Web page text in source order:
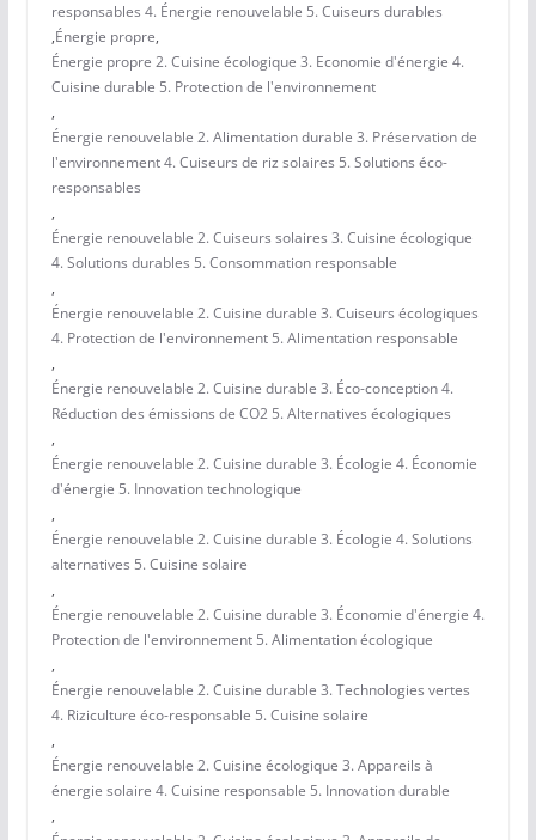
responsables 4. Énergie renouvelable 5. Cuiseurs durables
,Énergie propre,
Énergie propre 2. Cuisine écologique 3. Economie d'énergie 4.
Cuisine durable 5. Protection de l'environnement
,
Énergie renouvelable 2. Alimentation durable 3. Préservation de
l'environnement 4. Cuiseurs de riz solaires 5. Solutions éco-
responsables
,
Énergie renouvelable 2. Cuiseurs solaires 3. Cuisine écologique
4. Solutions durables 5. Consommation responsable
,
Énergie renouvelable 2. Cuisine durable 3. Cuiseurs écologiques
4. Protection de l'environnement 5. Alimentation responsable
,
Énergie renouvelable 2. Cuisine durable 3. Éco-conception 4.
Réduction des émissions de CO2 5. Alternatives écologiques
,
Énergie renouvelable 2. Cuisine durable 3. Écologie 4. Économie
d'énergie 5. Innovation technologique
,
Énergie renouvelable 2. Cuisine durable 3. Écologie 4. Solutions
alternatives 5. Cuisine solaire
,
Énergie renouvelable 2. Cuisine durable 3. Économie d'énergie 4.
Protection de l'environnement 5. Alimentation écologique
,
Énergie renouvelable 2. Cuisine durable 3. Technologies vertes
4. Riziculture éco-responsable 5. Cuisine solaire
,
Énergie renouvelable 2. Cuisine écologique 3. Appareils à
énergie solaire 4. Cuisine responsable 5. Innovation durable
,